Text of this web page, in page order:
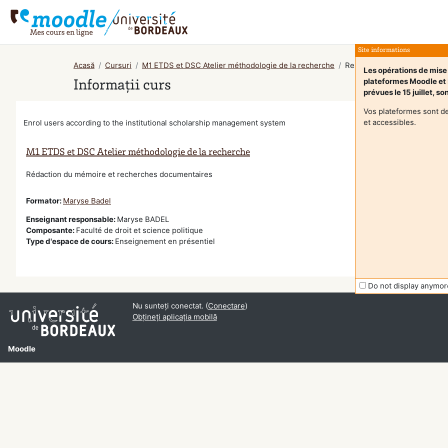
Site informations
Les opérations de
plateformes Moodle
prévues le 15 juillet,
Vos plateformes sont
et accessibles.
Do not display
Acasă Cursuri M1 ETDS et DSC Atelier méthodologie de la recherche Rezumat
Informații curs
Enrol users according to the institutional scholarship management system
M1 ETDS et DSC Atelier méthodologie de la recherche
Rédaction du mémoire et recherches documentaires
Formator: Maryse Badel
Enseignant responsable: Maryse BADEL
Composante: Faculté de droit et science politique
Type d'espace de cours: Enseignement en présentiel
Moodle
Nu sunteți conectat. (Conectare)
Obțineți aplicația mobilă